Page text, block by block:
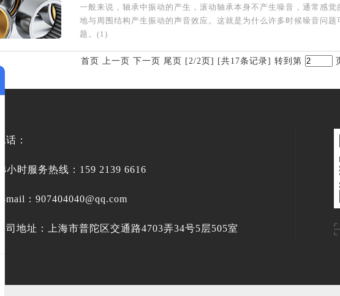
一般来说，轴承中振动的产生，滚动轴承本身不产生噪音，通常感
地与周围结构产生振动的声音效应。这就是为什么许多时候噪音问
题。(1)
首页 上一页 下一页 尾页 [2/2页] [共17条记录] 转到第
电话：
24小时服务热线：159 2139 6616
E-mail： 907404040@qq.com
公司地址：上海市普陀区交通路4703弄34号5层505室